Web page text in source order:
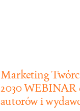
Marketing
2030 WEBINAR
autorów i